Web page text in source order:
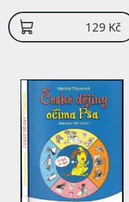
129 Kč